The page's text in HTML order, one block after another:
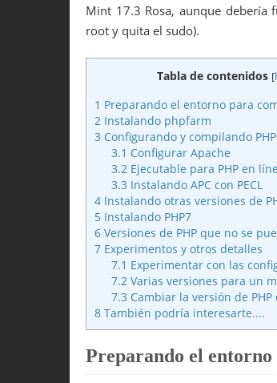
Mint 17.3 Rosa, aunque debería
root y quita el sudo).
Tabla de contenidos [
1 Preparando el entorno para
2 Instalando phpfarm
3 Configurando y compilando PHP
3.1 Configurar Apache
3.2 Ejecutable para PHP en
3.3 Instalando APC con PECL
4 Instalando otras versiones de
5 Instalando PHP7
6 Versiones de PHP que no se
7 Experimentos y otros detalles
7.1 Experimentar con las
7.2 Varias versiones para un
7.3 Cambiar la versión de PHP
8 También podría interesarte....
Preparando el